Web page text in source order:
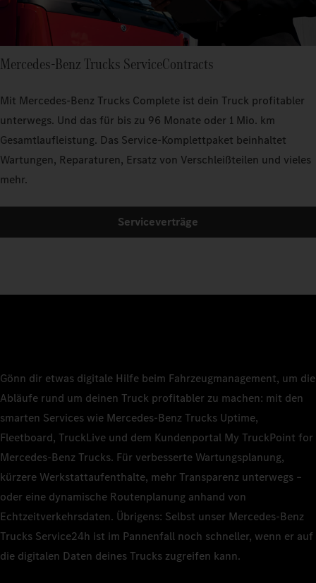
Mercedes‑Benz Trucks ServiceContracts
Mit Mercedes‑Benz Trucks Complete ist dein Truck profitabler
unterwegs. Und das für bis zu 96 Monate oder 1 Mio. km
Gesamtlaufleistung. Das Service-Komplettpaket beinhaltet
Wartungen, Reparaturen, Ersatz von Verschleißteilen und vieles
mehr.
Serviceverträge
Gönn dir etwas digitale Hilfe beim Fahrzeugmanagement, um die
Abläufe rund um deinen Truck profitabler zu machen: mit den
smarten Services wie Mercedes‑Benz Trucks Uptime,
Fleetboard, TruckLive und dem Kundenportal My TruckPoint for
Mercedes‑Benz Trucks. Für verbesserte Wartungsplanung,
kürzere Werkstattaufenthalte, mehr Transparenz unterwegs –
oder eine dynamische Routenplanung anhand von
Echtzeitverkehrsdaten. Übrigens: Selbst unser Mercedes‑Benz
Trucks Service24h ist im Pannenfall noch schneller, wenn er auf
die digitalen Daten deines Trucks zugreifen kann.